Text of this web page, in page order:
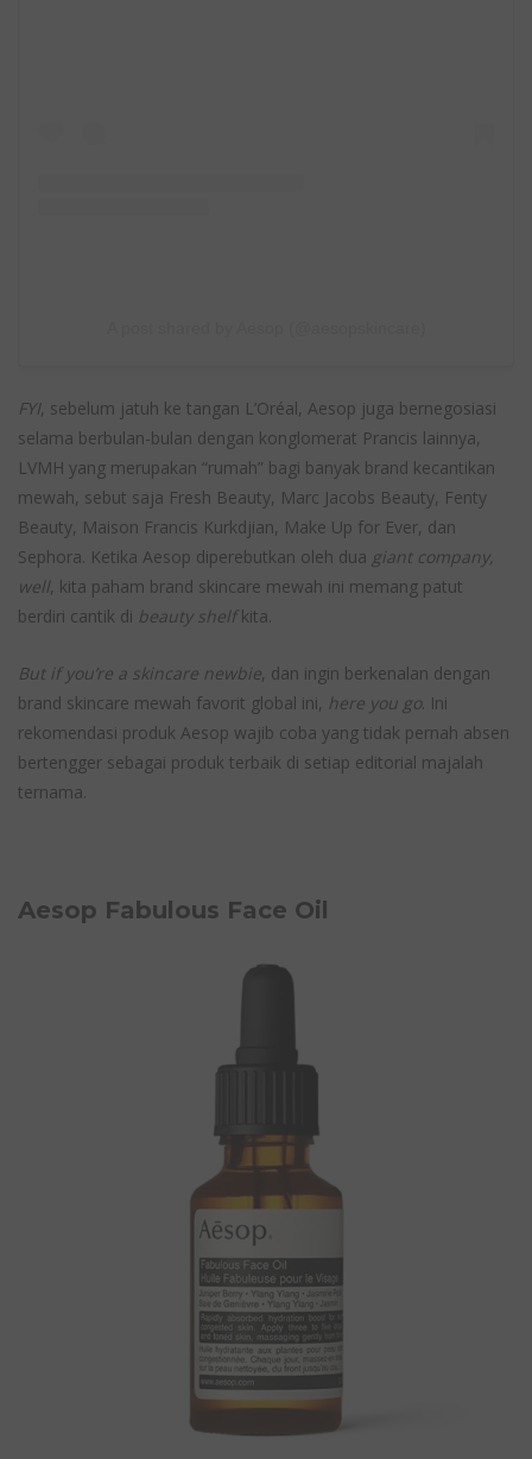
FYI, sebelum jatuh ke tangan L’Oréal, Aesop juga bernegosiasi
selama berbulan-bulan dengan konglomerat Prancis lainnya,
LVMH yang merupakan “rumah” bagi banyak brand kecantikan
mewah, sebut saja Fresh Beauty, Marc Jacobs Beauty, Fenty
Beauty, Maison Francis Kurkdjian, Make Up for Ever, dan
Sephora. Ketika Aesop diperebutkan oleh dua giant company,
well, kita paham brand skincare mewah ini memang patut
berdiri cantik di beauty shelf kita.
But if you’re a skincare newbie, dan ingin berkenalan dengan
brand skincare mewah favorit global ini, here you go. Ini
rekomendasi produk Aesop wajib coba yang tidak pernah absen
bertengger sebagai produk terbaik di setiap editorial majalah
ternama.
Aesop Fabulous Face Oil